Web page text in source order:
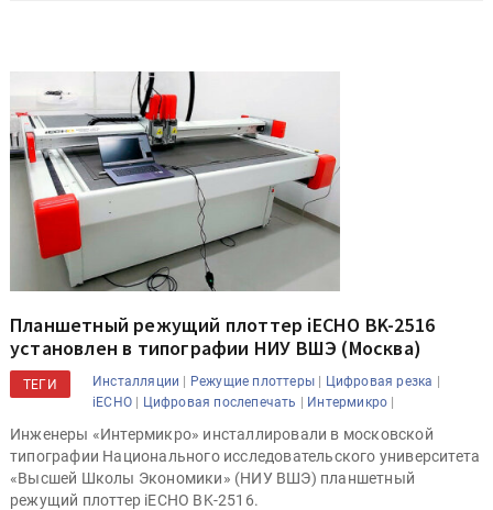
Планшетный режущий плоттер iECHO BK-2516
установлен в типографии НИУ ВШЭ (Москва)
ТЕГИ Инсталляции | Режущие плоттеры | Цифровая резка |
iECHO | Цифровая послепечать | Интермикро |
Инженеры «Интермикро» инсталлировали в московской
типографии Национального исследовательского университета
«Высшей Школы Экономики» (НИУ ВШЭ) планшетный
режущий плоттер iECHO BK-2516.